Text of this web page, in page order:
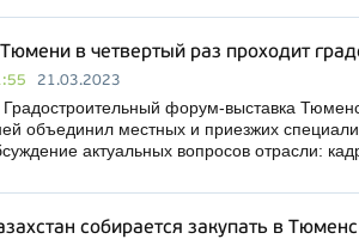
в четвертый раз проходит
21.03.2023
Градостроительный форум-выставка
объединил местных и приезжих
актуальных вопросов отрасли:
собирается закупать в